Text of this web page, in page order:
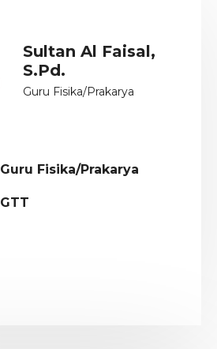
Sultan Al Faisal,
S.Pd.
Guru Fisika/Prakarya
Guru Fisika/Prakarya
GTT